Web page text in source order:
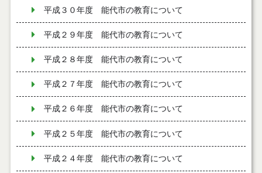
平成３０年度 能代市の教育について
平成２９年度 能代市の教育について
平成２８年度 能代市の教育について
平成２７年度 能代市の教育について
平成２６年度 能代市の教育について
平成２５年度 能代市の教育について
平成２４年度 能代市の教育について